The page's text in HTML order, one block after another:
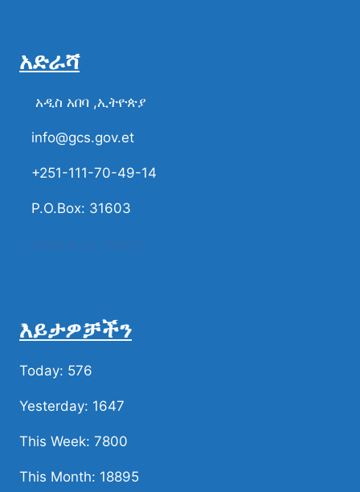
አድራሻ
አዲስ አበባ ,ኢትዮጵያ
info@gcs.gov.et
+251-111-70-49-14
P.O.Box: 31603
እይታዎቻችን
Today: 576
Yesterday: 1647
This Week: 7800
This Month: 18895